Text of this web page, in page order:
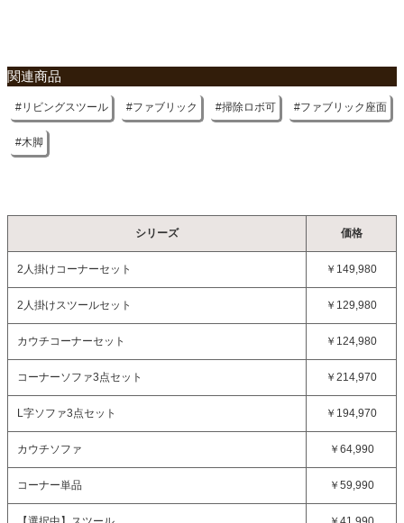
関連商品
リビングスツール ファブリック 掃除ロボ可 ファブリック座面
木脚
シリーズ 価格
2人掛けコーナーセット ￥149,980
2人掛けスツールセット ￥129,980
カウチコーナーセット ￥124,980
コーナーソファ3点セット ￥214,970
L字ソファ3点セット ￥194,970
カウチソファ ￥64,990
コーナー単品 ￥59,990